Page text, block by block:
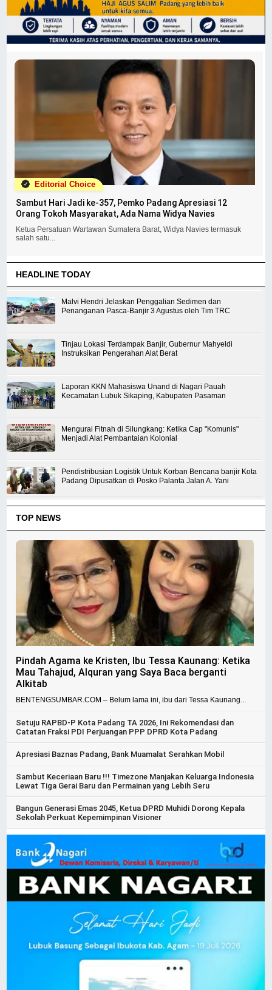
Editorial Choice
Sambut Hari Jadi ke-357, Pemko Padang Apresiasi 12
Orang Tokoh Masyarakat, Ada Nama Widya Navies
Ketua Persatuan Wartawan Sumatera Barat, Widya Navies termasuk
salah satu...
HEADLINE TODAY
Malvi Hendri Jelaskan Penggalian Sedimen dan
Penanganan Pasca-Banjir 3 Agustus oleh Tim TRC
Tinjau Lokasi Terdampak Banjir, Gubernur Mahyeldi
Instruksikan Pengerahan Alat Berat
Laporan KKN Mahasiswa Unand di Nagari Pauah
Kecamatan Lubuk Sikaping, Kabupaten Pasaman
Mengurai Fitnah di Silungkang: Ketika Cap "Komunis"
Menjadi Alat Pembantaian Kolonial
Pendistribusian Logistik Untuk Korban Bencana banjir Kota
Padang Dipusatkan di Posko Palanta Jalan A. Yani
TOP NEWS
Pindah Agama ke Kristen, Ibu Tessa Kaunang: Ketika
Mau Tahajud, Alquran yang Saya Baca berganti
Alkitab
BENTENGSUMBAR.COM – Belum lama ini, ibu dari Tessa Kaunang...
Setuju RAPBD-P Kota Padang TA 2026, Ini Rekomendasi dan
Catatan Fraksi PDI Perjuangan PPP DPRD Kota Padang
Apresiasi Baznas Padang, Bank Muamalat Serahkan Mobil
Sambut Keceriaan Baru !!! Timezone Manjakan Keluarga Indonesia
Lewat Tiga Gerai Baru dan Permainan yang Lebih Seru
Bangun Generasi Emas 2045, Ketua DPRD Muhidi Dorong Kepala
Sekolah Perkuat Kepemimpinan Visioner